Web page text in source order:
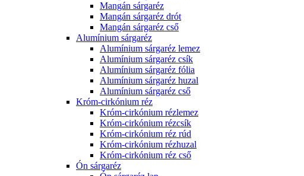
Mangán sárgaréz
Mangán sárgaréz drót
Mangán sárgaréz cső
Alumínium sárgaréz
Alumínium sárgaréz lemez
Alumínium sárgaréz csík
Alumínium sárgaréz fólia
Alumínium sárgaréz huzal
Alumínium sárgaréz cső
Króm-cirkónium réz
Króm-cirkónium rézlemez
Króm-cirkónium rézcsík
Króm-cirkónium réz rúd
Króm-cirkónium rézhuzal
Króm-cirkónium réz cső
Ón sárgaréz